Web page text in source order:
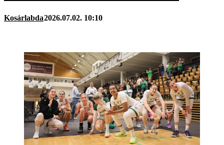
Kosárlabda2026.07.02. 10:10